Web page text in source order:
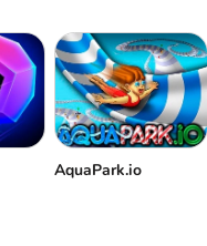
AquaPark.io